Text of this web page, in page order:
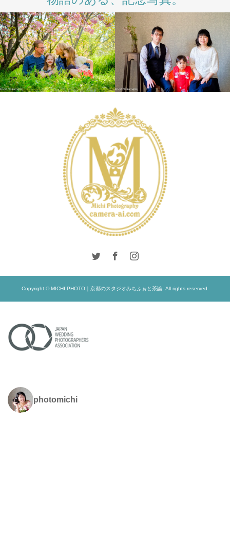
INTERNATIONAL
LIFESTYLE PHOTO
Copyright © MICHI PHOTO｜京都のスタジオみちふぉと茶論. All rights reserved.
photomichi